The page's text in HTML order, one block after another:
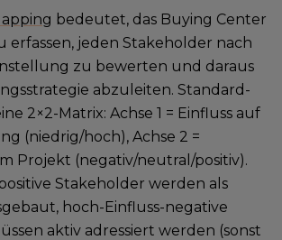
bedeutet, das Buying Center
erfassen, jeden Stakeholder nach
zu bewerten und daraus
abzuleiten. Standard-
2×2-Matrix: Achse 1 = Einfluss auf
(niedrig/hoch), Achse 2 =
Projekt (negativ/neutral/positiv).
Stakeholder werden als
hoch-Einfluss-negative
aktiv adressiert werden (sonst